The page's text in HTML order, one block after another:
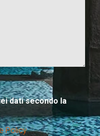
dati secondo la
Policy